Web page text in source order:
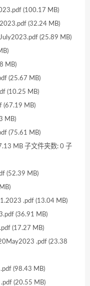
(100.17 MB)
(32.24 MB)
(25.89 MB)
MB)
(25.67 MB)
(10.25 MB)
(67.19 MB)
MB)
(75.61 MB)
MB 子文件夹数: 0 子
(52.39 MB)
.pdf (13.04 MB)
(36.91 MB)
(17.27 MB)
.pdf (23.38
(98.43 MB)
(20.55 MB)